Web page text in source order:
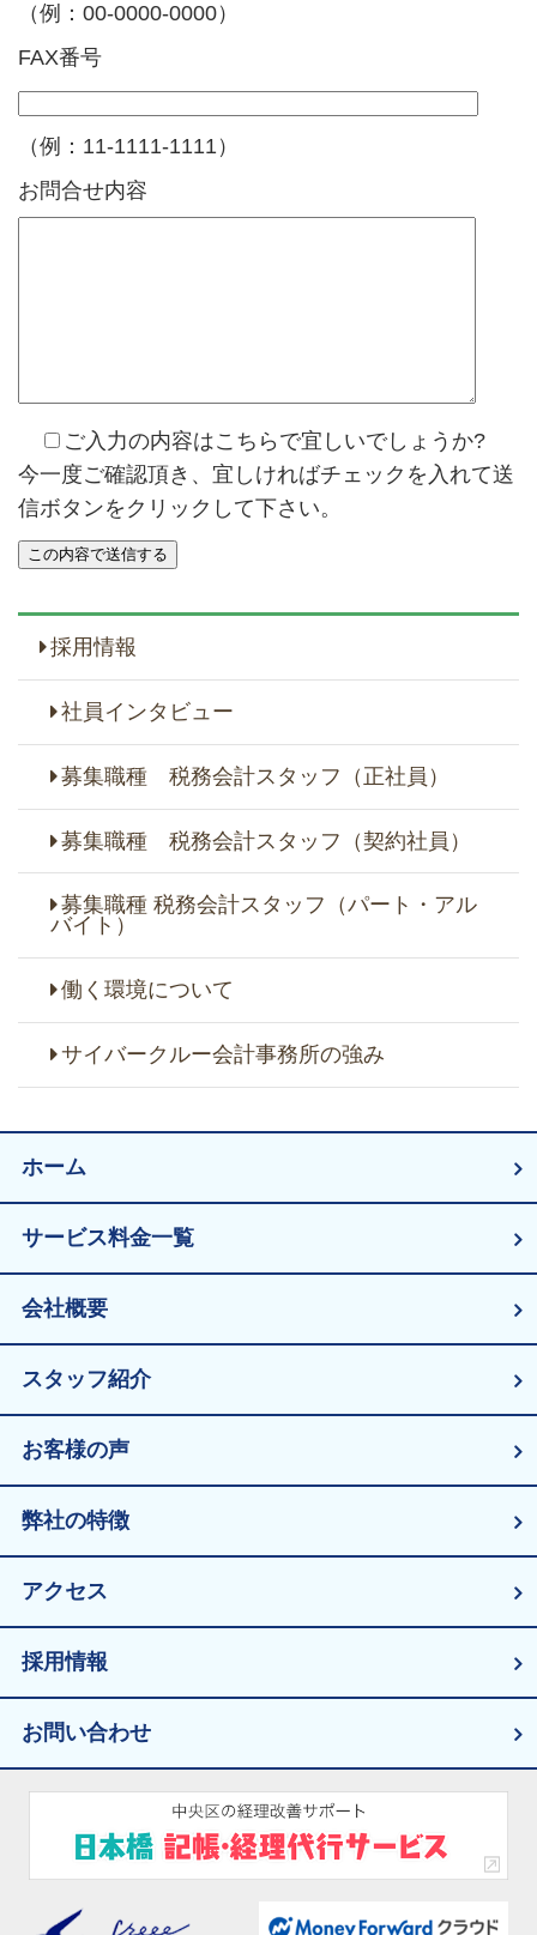
（例：00-0000-0000）
FAX番号
（例：11-1111-1111）
お問合せ内容
ご入力の内容はこちらで宜しいでしょうか?
今一度ご確認頂き、宜しければチェックを入れて送
信ボタンをクリックして下さい。
採用情報
社員インタビュー
募集職種 税務会計スタッフ（正社員）
募集職種 税務会計スタッフ（契約社員）
募集職種 税務会計スタッフ（パート・アル
バイト）
働く環境について
サイバークルー会計事務所の強み
ホーム
サービス料金一覧
会社概要
スタッフ紹介
お客様の声
弊社の特徴
アクセス
採用情報
お問い合わせ